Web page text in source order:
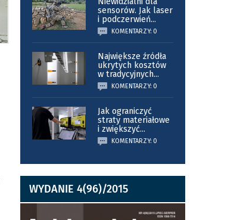
sensorów. Jak laser
i podczerwień...
KOMENTARZY: 0
Największe źródła
ukrytych kosztów
w tradycyjnych...
KOMENTARZY: 0
Jak ograniczyć
straty materiałowe
i zwiększyć...
KOMENTARZY: 0
WYDANIE 4(96)/2015